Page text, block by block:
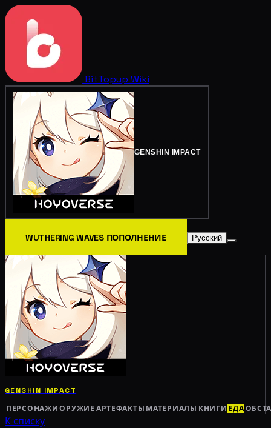
BitTopup Wiki
GENSHIN IMPACT
WUTHERING WAVES ПОПОЛНЕНИЕ Русский
GENSHIN IMPACT
ПЕРСОНАЖИ ОРУЖИЕ АРТЕФАКТЫ МАТЕРИАЛЫ КНИГИ ЕДА
К списку